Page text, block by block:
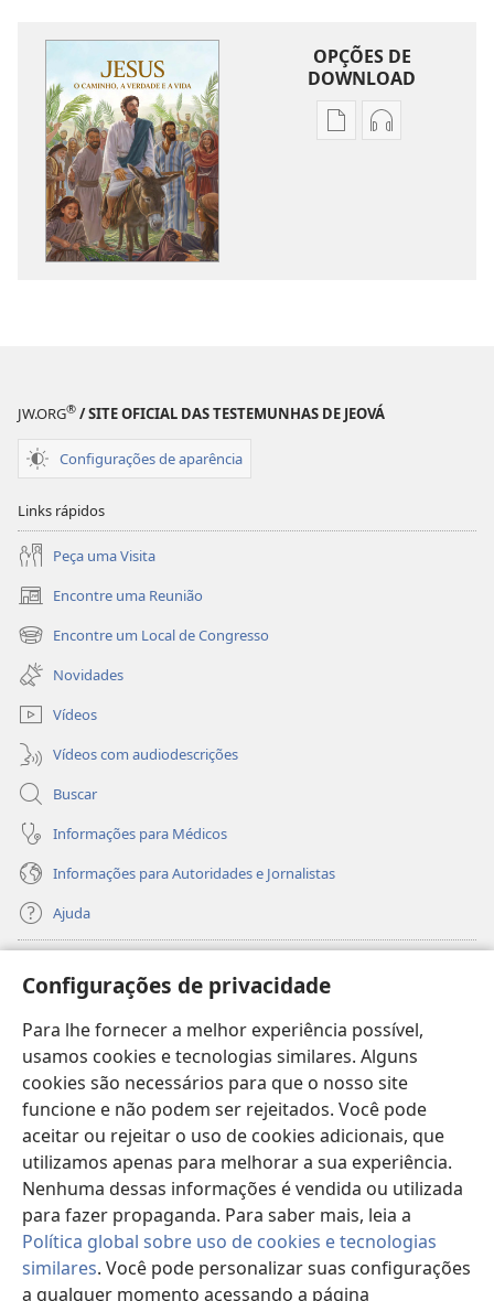
Configurações de privacidade
Para lhe fornecer a melhor experiência possível,
usamos cookies e tecnologias similares. Alguns
cookies são necessários para que o nosso site
funcione e não podem ser rejeitados. Você pode
aceitar ou rejeitar o uso de cookies adicionais, que
utilizamos apenas para melhorar a sua experiência.
Nenhuma dessas informações é vendida ou utilizada
para fazer propaganda. Para saber mais, leia a
Política global sobre uso de cookies e tecnologias
similares. Você pode personalizar suas configurações
a qualquer momento acessando a página
OPÇÕES DE
DOWNLOAD
Opções
Vida
Opções
a
Vida
JW.ORG® / SITE OFICIAL DAS TESTEMUNHAS DE JEOVÁ
Configurações de aparência
Links rápidos
Peça uma Visita
Encontre uma Reunião
(abre
nova
janela)
Encontre um Local de Congresso
(abre
nova
janela)
Novidades
Vídeos
Vídeos com audiodescrições
Buscar
Informações para Médicos
Informações para Autoridades e Jornalistas
Ajuda
(abre
nova
janela)
Biblioteca On-line da Torre de Vigia™
(abre
nova
janela)JW Hub
(abre
nova
janela)JW Library
Watchtower Library
Copyright© 2026 Watch Tower Bible and Tract Society of Pennsylvania.